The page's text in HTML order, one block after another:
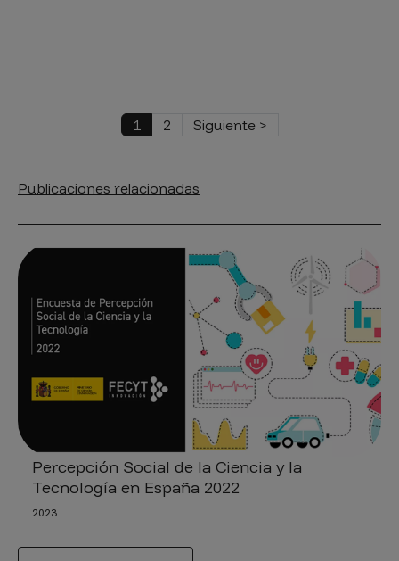
Página actual
1 Página
2 Siguiente página
Siguiente >
Publicaciones relacionadas
Percepción Social de la Ciencia y la
Tecnología en España 2022
2023